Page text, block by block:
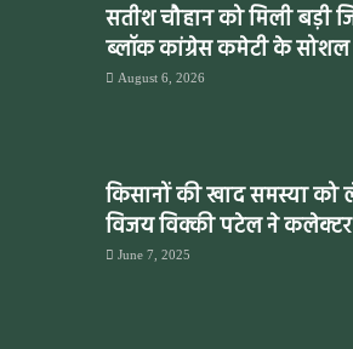
सतीश चौहान को मिली बड़ी
ब्लॉक कांग्रेस कमेटी के सोशल
August 6, 2026
किसानों की खाद समस्या
विजय विक्की पटेल ने कलेक्टर
June 7, 2025